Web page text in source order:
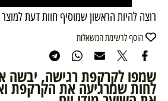
רוצה להיות הראשון שמוסיף חוות דעת
הוסף לרשימת המשאלות
שמפו לקרקפת רגישה, יבשה
לחות שמרגיעה את הקרקפת